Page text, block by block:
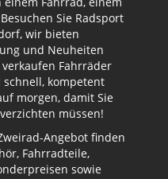
Sie Radsport
wir bieten
und Neuheiten
Fahrräder
kompetent
morgen, damit Sie
müssen!
Angebot finden
Fahrradteile,
sowie